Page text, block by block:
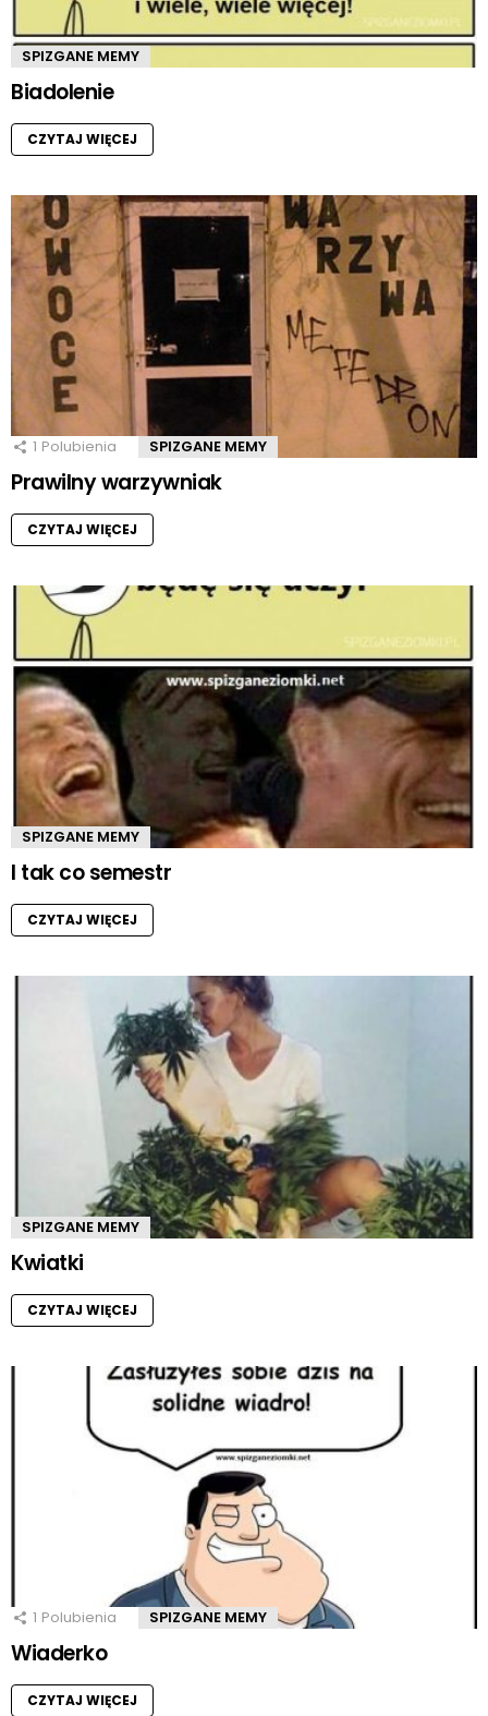
SPIZGANE MEMY
Biadolenie
CZYTAJ WIĘCEJ
1 Polubienia SPIZGANE MEMY
Prawilny warzywniak
CZYTAJ WIĘCEJ
SPIZGANE MEMY
I tak co semestr
CZYTAJ WIĘCEJ
SPIZGANE MEMY
Kwiatki
CZYTAJ WIĘCEJ
1 Polubienia SPIZGANE MEMY
Wiaderko
CZYTAJ WIĘCEJ